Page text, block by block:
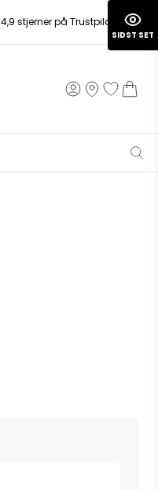
4,9 stjerner på Trustpilot
SIDST SET